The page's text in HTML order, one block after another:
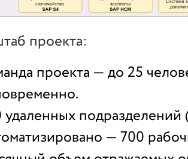
проекта:
проекта — до 25
удаленных подразделений
— 700